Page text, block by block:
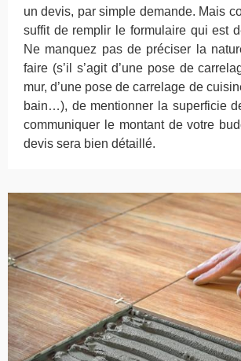
un devis, par simple demande. Mais
suffit de remplir le formulaire qui est
Ne manquez pas de préciser la
faire (s’il s’agit d’une pose de
mur, d’une pose de carrelage de
bain…), de mentionner la superficie
communiquer le montant de votre
devis sera bien détaillé.